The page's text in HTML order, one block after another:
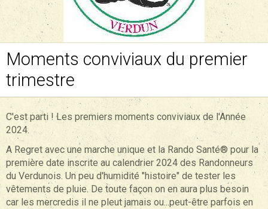
Accueil
Contact
Moments conviviaux du premier
trimestre
C'est parti ! Les premiers moments conviviaux de l'Année
2024.
A Regret avec une marche unique et la Rando Santé® pour la
première date inscrite au calendrier 2024 des Randonneurs
du Verdunois. Un peu d'humidité "histoire" de tester les
vêtements de pluie. De toute façon on en aura plus besoin
car les mercredis il ne pleut jamais ou...peut-être parfois en